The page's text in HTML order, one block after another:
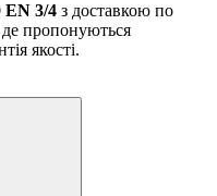
EN 3/4 з доставкою по
де пропонуються
якості.